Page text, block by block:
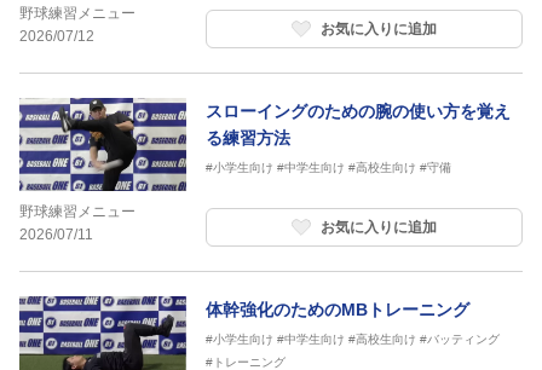
野球練習メニュー
2026/07/12
お気に入りに追加
野球練習メニュー
2026/07/11
スローイングのための腕の使い方を覚え
る練習方法
#小学生向け #中学生向け #高校生向け #守備
お気に入りに追加
体幹強化のためのMBトレーニング
#小学生向け #中学生向け #高校生向け #バッティング
#トレーニング